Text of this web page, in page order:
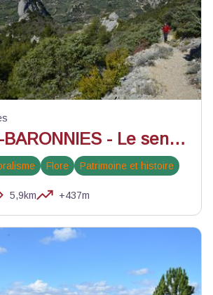
l'aiguille - ©Kim Chapuis - PNR Baronnies
BUIS-LES-BARONNIES - Le sentier botanique de l'Aiguille
Flore Patrimoine et histoire
5,9km +437m